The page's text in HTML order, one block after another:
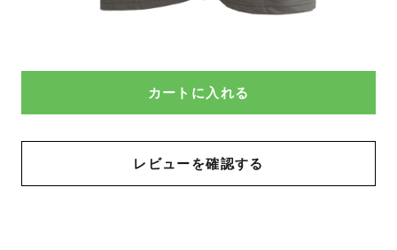
カートに入れる
レビューを確認する